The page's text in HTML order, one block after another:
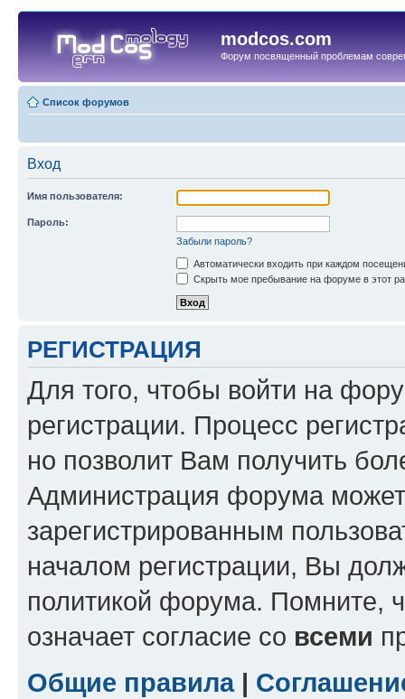
modcos.com
Форум посвященный проблемам
Список форумов
Вход
Имя пользователя:
Пароль:
Забыли пароль?
Автоматически входить при каждом
Скрыть мое пребывание на форуме в этот
РЕГИСТРАЦИЯ
Для того, чтобы войти на
регистрации. Процесс
но позволит Вам получить
Администрация форума может
зарегистрированным
началом регистрации, Вы
политикой форума. Помните,
означает согласие со всеми
Общие правила|